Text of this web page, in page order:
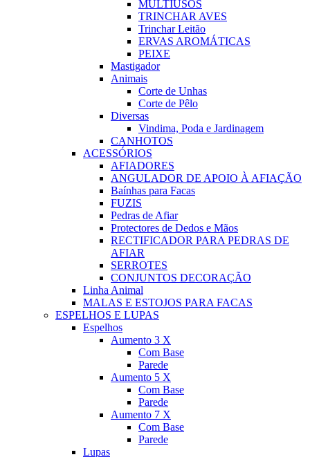
MULTIUSOS
TRINCHAR AVES
Trinchar Leitão
ERVAS AROMÁTICAS
PEIXE
Mastigador
Animais
Corte de Unhas
Corte de Pêlo
Diversas
Vindima, Poda e Jardinagem
CANHOTOS
ACESSÓRIOS
AFIADORES
ANGULADOR DE APOIO À AFIAÇÃO
Baínhas para Facas
FUZIS
Pedras de Afiar
Protectores de Dedos e Mãos
RECTIFICADOR PARA PEDRAS DE
AFIAR
SERROTES
CONJUNTOS DECORAÇÃO
Linha Animal
MALAS E ESTOJOS PARA FACAS
ESPELHOS E LUPAS
Espelhos
Aumento 3 X
Com Base
Parede
Aumento 5 X
Com Base
Parede
Aumento 7 X
Com Base
Parede
Lupas